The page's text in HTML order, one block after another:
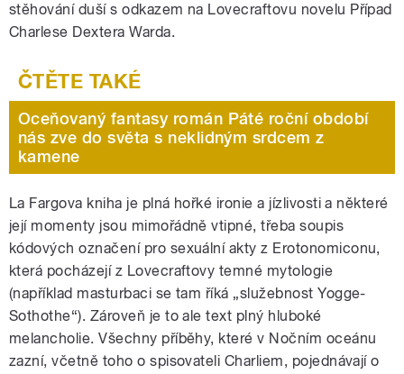
stěhování duší s odkazem na Lovecraftovu novelu Případ
Charlese Dextera Warda.
Oceňovaný fantasy román Páté roční období
nás zve do světa s neklidným srdcem z
kamene
La Fargova kniha je plná hořké ironie a jízlivosti a některé
její momenty jsou mimořádně vtipné, třeba soupis
kódových označení pro sexuální akty z Erotonomiconu,
která pocházejí z Lovecraftovy temné mytologie
(například masturbaci se tam říká „služebnost Yogge-
Sothothe“). Zároveň je to ale text plný hluboké
melancholie. Všechny příběhy, které v Nočním oceánu
zazní, včetně toho o spisovateli Charliem, pojednávají o